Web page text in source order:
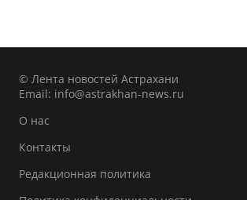
© Лента новостей Астрахани
Email: info@astrakhan-news.ru
О нас
Контакты
Редакционная политика